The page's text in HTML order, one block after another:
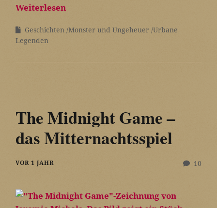
Weiterlesen
Geschichten Monster und Ungeheuer Urbane
Legenden
The Midnight Game –
das Mitternachtsspiel
10
VOR 1 JAHR